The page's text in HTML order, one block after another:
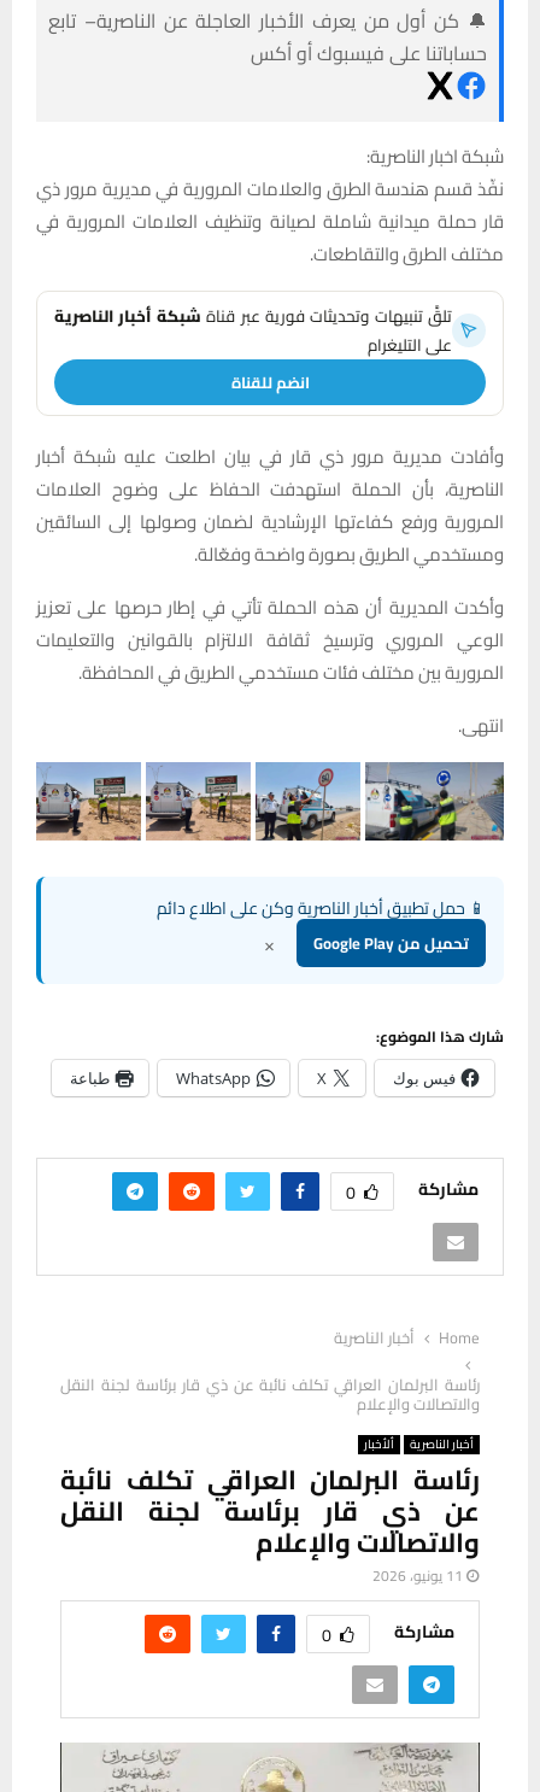
🔔 كن أول من يعرف الأخبار العاجلة عن الناصرية– تابع
حساباتنا على فيسبوك أو أكس
شبكة اخبار الناصرية:
نفّذ قسم هندسة الطرق والعلامات المرورية في مديرية مرور ذي
قار حملة ميدانية شاملة لصيانة وتنظيف العلامات المرورية في
مختلف الطرق والتقاطعات.
تلقَّ تنبيهات وتحديثات فورية عبر قناةشبكة أخبار الناصرية
على التليغرام
انضم للقناة
وأفادت مديرية مرور ذي قار في بيان اطلعت عليه شبكة أخبار
الناصرية، بأن الحملة استهدفت الحفاظ على وضوح العلامات
المرورية ورفع كفاءتها الإرشادية لضمان وصولها إلى السائقين
ومستخدمي الطريق بصورة واضحة وفعّالة.
وأكدت المديرية أن هذه الحملة تأتي في إطار حرصها على تعزيز
الوعي المروري وترسيخ ثقافة الالتزام بالقوانين والتعليمات
المرورية بين مختلف فئات مستخدمي الطريق في المحافظة.
انتهى.
📱 حمل تطبيق أخبار الناصرية وكن على اطلاع دائم
تحميل من Google Play ×
شارك هذا الموضوع:
فيس بوك X
WhatsApp طباعة
مشاركة 0
Home
أخبار الناصرية
رئاسة البرلمان العراقي تكلف نائبة عن ذي قار برئاسة لجنة النقل
والاتصالات والإعلام
أخبار الناصرية ألأخبار
رئاسة البرلمان العراقي تكلف نائبة
عن ذي قار برئاسة لجنة النقل
والاتصالات والإعلام
11 يونيو، 2026
مشاركة 0